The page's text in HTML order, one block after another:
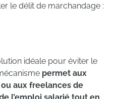
le délit de marchandage :
idéale pour éviter le
permet aux
aux freelances de